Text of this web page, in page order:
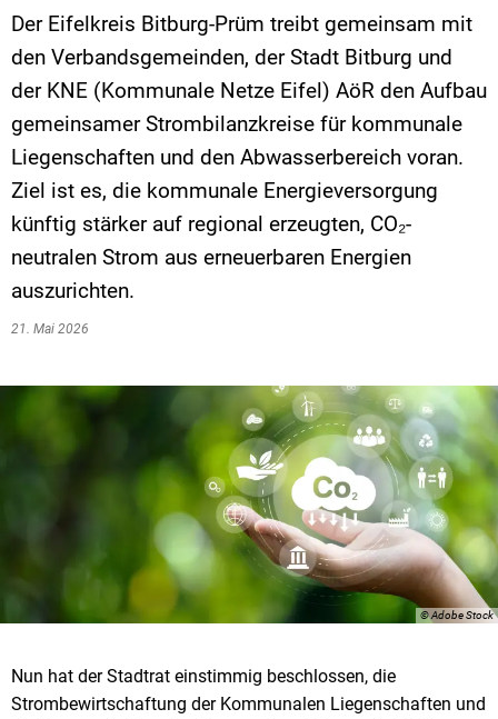
Der Eifelkreis Bitburg-Prüm treibt gemeinsam mit
den Verbandsgemeinden, der Stadt Bitburg und
der KNE (Kommunale Netze Eifel) AöR den Aufbau
gemeinsamer Strombilanzkreise für kommunale
Liegenschaften und den Abwasserbereich voran.
Ziel ist es, die kommunale Energieversorgung
künftig stärker auf regional erzeugten, CO₂-
neutralen Strom aus erneuerbaren Energien
auszurichten.
21. Mai 2026
© Adobe Stock
Nun hat der Stadtrat einstimmig beschlossen, die
Strombewirtschaftung der Kommunalen Liegenschaften und